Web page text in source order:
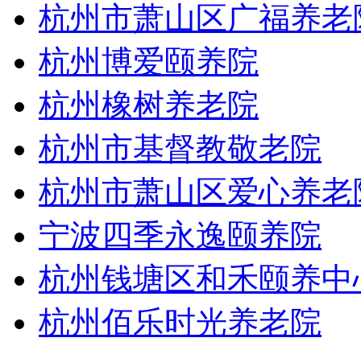
杭州市萧山区广福养老
杭州博爱颐养院
杭州橡树养老院
杭州市基督教敬老院
杭州市萧山区爱心养老
宁波四季永逸颐养院
杭州钱塘区和禾颐养中
杭州佰乐时光养老院